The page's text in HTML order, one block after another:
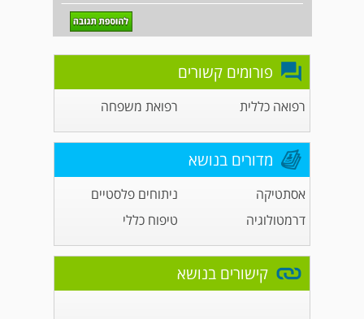
פורומים קשורים
רפואה כללית רפואת משפחה
מדורים בנושא
אסתטיקה
ניתוחים פלסטיים
דרמטולוגיה
טיפוח כללי
קישורים בנושא